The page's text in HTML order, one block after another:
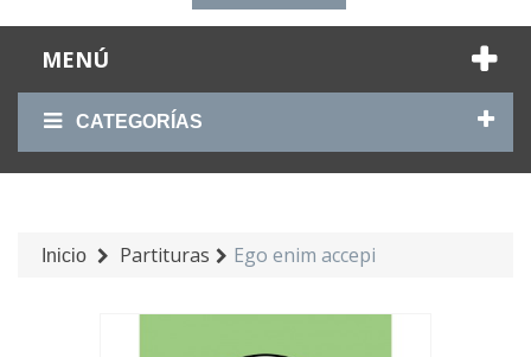
MENÚ
CATEGORÍAS
Inicio Partituras Ego enim accepi